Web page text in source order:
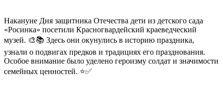
Накануне Дня защитника Отечества дети из детского сада
«Росинка» посетили Красногвардейский краеведческий
музей. 🎨📚 Здесь они окунулись в историю праздника,
узнали о подвигах предков и традициях его празднования.
Особое внимание было уделено героизму солдат и значимости
семейных ценностей. ⭐✅